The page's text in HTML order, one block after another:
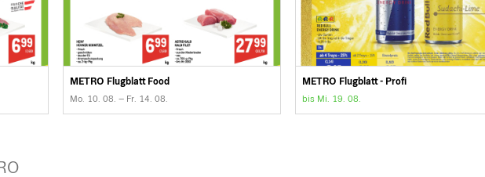
METRO Flugblatt Food
Mo. 10. 08. – Fr. 14. 08.
METRO Flugblatt - Profi
bis Mi. 19. 08.